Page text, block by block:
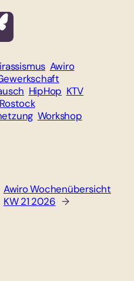
Awiro
HipHop KTV
Rostock
Workshop
Awiro Wochenübersicht
KW 21 2026 →